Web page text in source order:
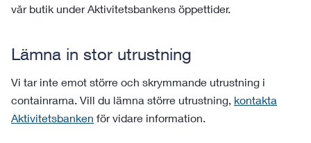
vår butik under Aktivitetsbankens öppettider.
Lämna in stor utrustning
Vi tar inte emot större och skrymmande utrustning i
containrarna. Vill du lämna större utrustning, kontakta
Aktivitetsbanken för vidare information.